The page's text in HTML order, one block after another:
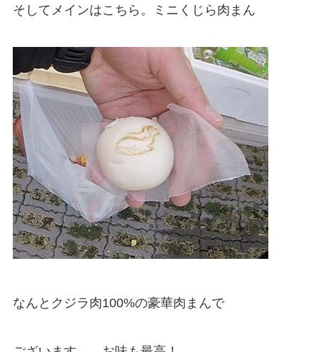
そしてメインはこちら。ミニくじら肉まん
なんとクジラ肉100%の豪華肉まんで